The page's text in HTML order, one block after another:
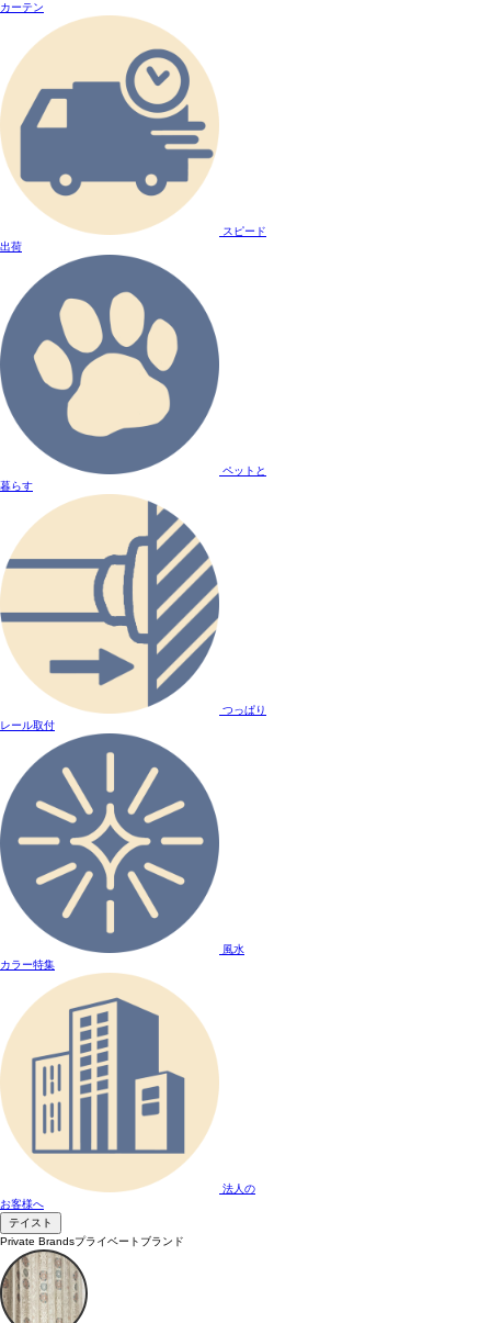
カーテン
スピード
出荷
ペットと
暮らす
つっぱり
レール取付
風水
カラー特集
法人の
お客様へ
テイスト
Private Brandsプライベートブランド